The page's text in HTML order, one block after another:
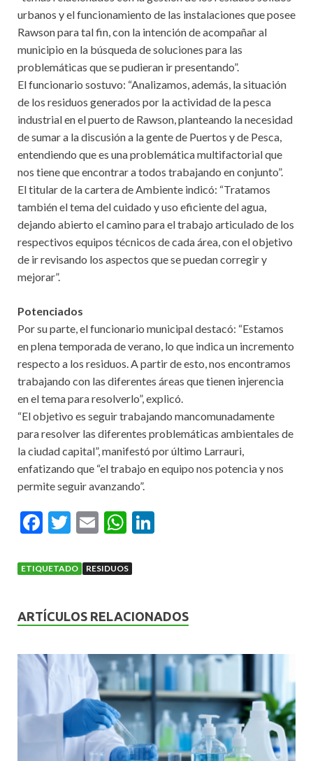
urbanos y el funcionamiento de las instalaciones que posee
Rawson para tal fin, con la intención de acompañar al
municipio en la búsqueda de soluciones para las
problemáticas que se pudieran ir presentando”.
El funcionario sostuvo: “Analizamos, además, la situación
de los residuos generados por la actividad de la pesca
industrial en el puerto de Rawson, planteando la necesidad
de sumar a la discusión a la gente de Puertos y de Pesca,
entendiendo que es una problemática multifactorial que
nos tiene que encontrar a todos trabajando en conjunto”.
El titular de la cartera de Ambiente indicó: “Tratamos
también el tema del cuidado y uso eficiente del agua,
dejando abierto el camino para el trabajo articulado de los
respectivos equipos técnicos de cada área, con el objetivo
de ir revisando los aspectos que se puedan corregir y
mejorar”.
Potenciados
Por su parte, el funcionario municipal destacó: “Estamos
en plena temporada de verano, lo que indica un incremento
respecto a los residuos. A partir de esto, nos encontramos
trabajando con las diferentes áreas que tienen injerencia
en el tema para resolverlo”, explicó.
“El objetivo es seguir trabajando mancomunadamente
para resolver las diferentes problemáticas ambientales de
la ciudad capital”, manifestó por último Larrauri,
enfatizando que “el trabajo en equipo nos potencia y nos
permite seguir avanzando”.
F
e
o
o
k
T
itt
E
ai
W
at
A
p
p
n
ETIQUETADO RESIDUOS
ARTÍCULOS RELACIONADOS